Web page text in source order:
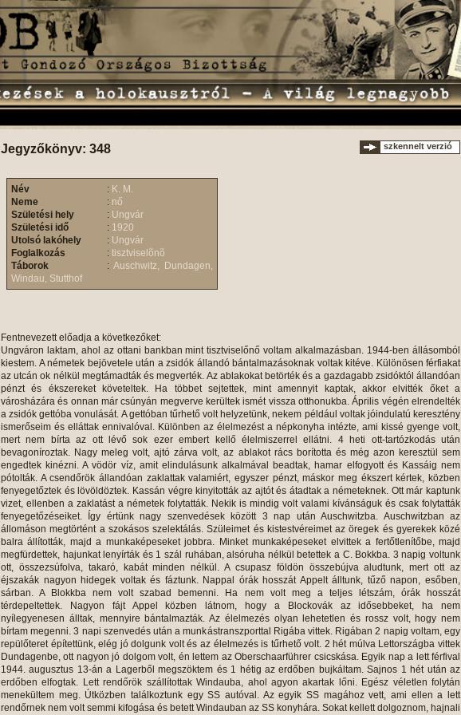
Jegyzőkönyv: 348 szkennelt verzió
Név : K. M.
Neme
: nő
Születési hely
: Ungvár
Születési idő
: 1920
Utolsó lakóhely
: Ungvár
Foglalkozás
: tisztviselõnõ
Táborok
: Auschwitz, Dundagen,
Windau, Stutthof
Fentnevezett előadja a következőket:
Ungváron laktam, ahol az ottani bankban mint tisztviselőnő voltam alkalmazásban. 1944-ben állásomból
kiestem. A németek bejövetele után a zsidók állandó bántalmazásoknak voltak kitéve. Különösen férfiakat
az utcán ok nélkül megtámadták és megverték. Az ablakokat betörték és a gazdagabb zsidóktól állandóan
pénzt és ékszereket követeltek. Ha többet sejtettek, mint amennyit kaptak, akkor elvitték őket a
városházára és onnan már csúnyán megverve kerültek ismét vissza otthonukba. Április végén elrendelték
a zsidók gettóba vonulását. A gettóban tűrhető volt helyzetünk, nekem például voltak jóindulatú keresztény
ismerőseim és elláttak ennivalóval. Különben az élelmezést a népkonyha intézte, ami kissé gyenge volt,
mert nem bírta az ott lévő sok ezer embert kellő élelmiszerrel ellátni. 4 heti ott-tartózkodás után
bevagoníroztak. Nagy meleg volt, ajtó zárva volt, az ablakot rács borította és még azon keresztül sem
engedtek kinézni. A vödör víz, amit elindulásunk alkalmával beadtak, hamar elfogyott és Kassáig nem
pótolták. A csendőrök állandóan zaklattak valamiért, egyszer pénzt, máskor meg ékszert kértek, közben
fenyegetőztek és lövöldöztek. Kassán végre kinyitották az ajtót és átadtak a németeknek. Ott már kaptunk
vizet, ellenben a zaklatást a németek folytatták. Nekik is mindig volt valami kívánságuk és csak folytatták
fenyegetőzéseiket. Így értünk nagy szenvedések között 3 nap után Auschwitzba. Auschwitzban az
állomáson megtörtént a szokásos szelektálás. Szüleimet és kistestvéreimet az öregek és gyerekek közé
balra állították, majd a munkaképeseket jobbra. Minket munkaképeseket elvittek a fertőtlenítőbe, majd
megfürdettek, hajunkat lenyírták és 1 szál ruhában, alsóruha nélkül betettek a C. Bokkba. 3 napig voltunk
ott, összezsúfolva, takaró, kabát minden nélkül. A csupasz földön összebújva aludtunk, mert ott az
éjszakák nagyon hidegek voltak és fáztunk. Nappal órák hosszát Appelt álltunk, tűző napon, esőben,
sárban. A Blokkba nem volt szabad bemenni. Ha nem volt meg a teljes létszám, órák hosszát
térdepeltettek. Nagyon fájt Appel közben látnom, hogy a Blockovák az idősebbeket, ha nem
nyílegyenesen álltak, mennyire bántalmazták. Az élelmezés olyan lehetetlen és rossz volt, hogy nem
bírtam megenni. 3 napi szenvedés után a munkástranszporttal Rigába vittek. Rigában 2 napig voltam, egy
repülőteret építettünk, elég jó dolgunk volt és az élelmezés is tűrhető volt. 2 hét múlva Lettországba vittek
Dundagenbe, ott nagyon jó dolgom volt, én lettem az Oberschaarführer csicskása. Egyik nap a lett férfival
1944. augusztus 13-án a Lagerből megszöktem és 1 hétig az erdőben bujkáltam. Sajnos 1 hét után az
erdőben elfogtak. Lett rendőrök szállítottak Windauba, ahol agyon akartak lőni. Egész véletlen folytán
menekültem meg. Útközben találkoztunk egy SS autóval. Az egyik SS magához vett, ami ellen a lett
rendőrnek nem volt semmi kifogása és betett Windauban az SS konyhára. Sokat kellett dolgoznom, hajnali